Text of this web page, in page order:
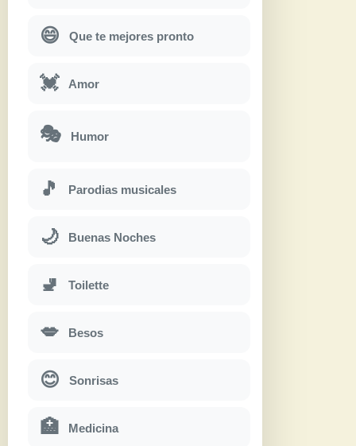
😄 Que te mejores pronto
💓 Amor
🎭 Humor
🎵 Parodias musicales
🌙 Buenas Noches
🚽 Toilette
💋 Besos
😊 Sonrisas
🏥 Medicina